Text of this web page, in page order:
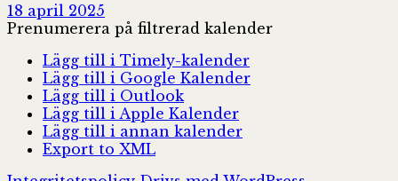
18 april 2025
Prenumerera på filtrerad kalender
Lägg till i Timely-kalender
Lägg till i Google Kalender
Lägg till i Outlook
Lägg till i Apple Kalender
Lägg till i annan kalender
Export to XML